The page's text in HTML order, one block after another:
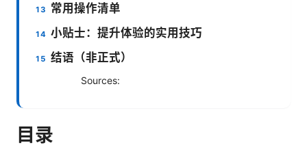
常用操作清单
小贴士：提升体验的实用技巧
结语（非正式）
Sources:
目录